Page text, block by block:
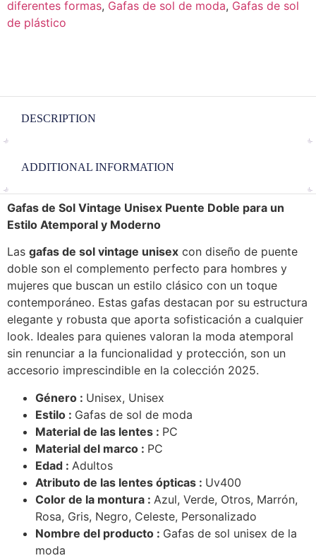
diferentes formas, Gafas de sol de moda, Gafas de sol
de plástico
DESCRIPTION
ADDITIONAL INFORMATION
Gafas de Sol Vintage Unisex Puente Doble para un
Estilo Atemporal y Moderno
Las gafas de sol vintage unisex con diseño de puente
doble son el complemento perfecto para hombres y
mujeres que buscan un estilo clásico con un toque
contemporáneo. Estas gafas destacan por su estructura
elegante y robusta que aporta sofisticación a cualquier
look. Ideales para quienes valoran la moda atemporal
sin renunciar a la funcionalidad y protección, son un
accesorio imprescindible en la colección 2025.
Género : Unisex, Unisex
Estilo : Gafas de sol de moda
Material de las lentes : PC
Material del marco : PC
Edad : Adultos
Atributo de las lentes ópticas : Uv400
Color de la montura : Azul, Verde, Otros, Marrón,
Rosa, Gris, Negro, Celeste, Personalizado
Nombre del producto : Gafas de sol unisex de la
moda